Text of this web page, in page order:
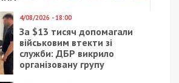
4/08/2026 - 18:00
За $13 тисяч допомагали
військовим втекти зі
служби: ДБР викрило
організовану групу